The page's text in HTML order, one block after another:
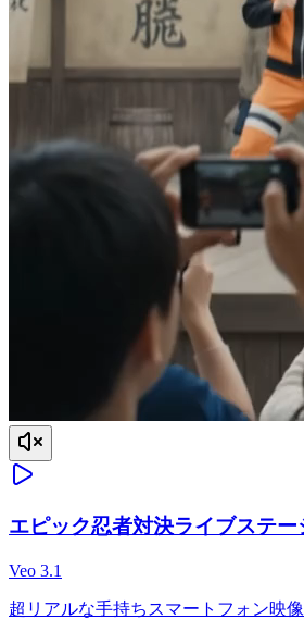
エピック忍者対決ライブステー
Veo 3.1
超リアルな手持ちスマートフォン映